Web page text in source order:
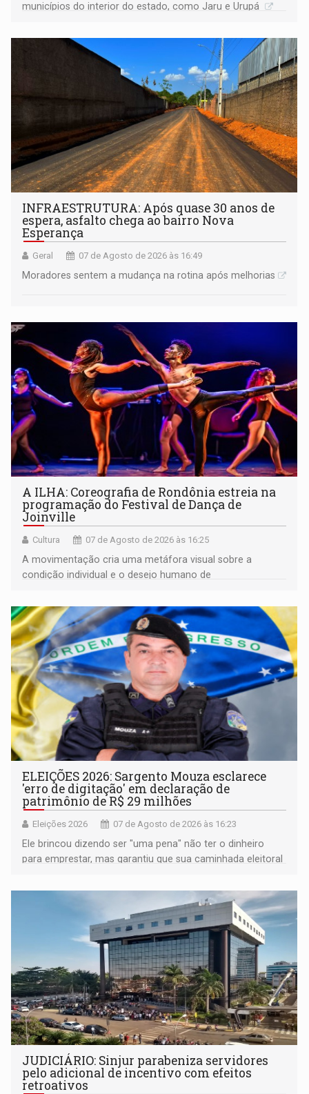
municípios do interior do estado, como Jaru e Urupá
INFRAESTRUTURA: Após quase 30 anos de
espera, asfalto chega ao bairro Nova
Esperança
Geral 07 de Agosto de 2026 às 16:49
Moradores sentem a mudança na rotina após melhorias
A ILHA: Coreografia de Rondônia estreia na
programação do Festival de Dança de
Joinville
Cultura 07 de Agosto de 2026 às 16:25
A movimentação cria uma metáfora visual sobre a
condição individual e o desejo humano de
ELEIÇÕES 2026: Sargento Mouza esclarece
'erro de digitação' em declaração de
patrimônio de R$ 29 milhões
Eleições 2026 07 de Agosto de 2026 às 16:23
Ele brincou dizendo ser "uma pena" não ter o dinheiro
para emprestar, mas garantiu que sua caminhada eleitoral
JUDICIÁRIO: Sinjur parabeniza servidores
pelo adicional de incentivo com efeitos
retroativos